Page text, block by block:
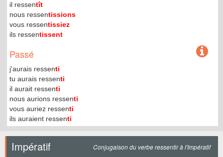
il ressentît
nous ressentissions
vous ressentissiez
ils ressentissent
Passé
j'aurais ressenti
tu aurais ressenti
il aurait ressenti
nous aurions ressenti
vous auriez ressenti
ils auraient ressenti
Impératif Conjugaison du verbe ressentir à l'Impératif